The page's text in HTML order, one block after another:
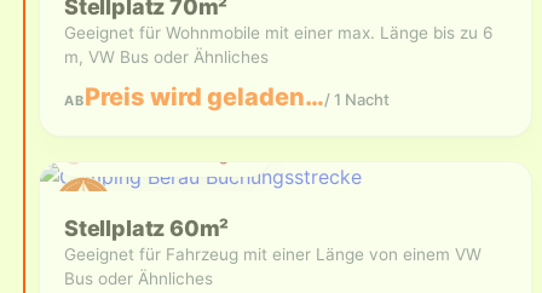
Stellplatz 70m²
Geeignet für Wohnmobile mit einer max. Länge bis zu 6
m, VW Bus oder Ähnliches
ABPreis wird geladen…/ 1 Nacht
Stellplatz 60m²
Geeignet für Fahrzeug mit einer Länge von einem VW
Bus oder Ähnliches